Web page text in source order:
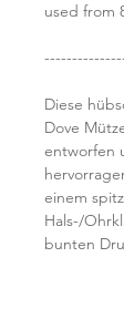
used from
Diese
Dove
entworfen
einem
Hals-/
bunten